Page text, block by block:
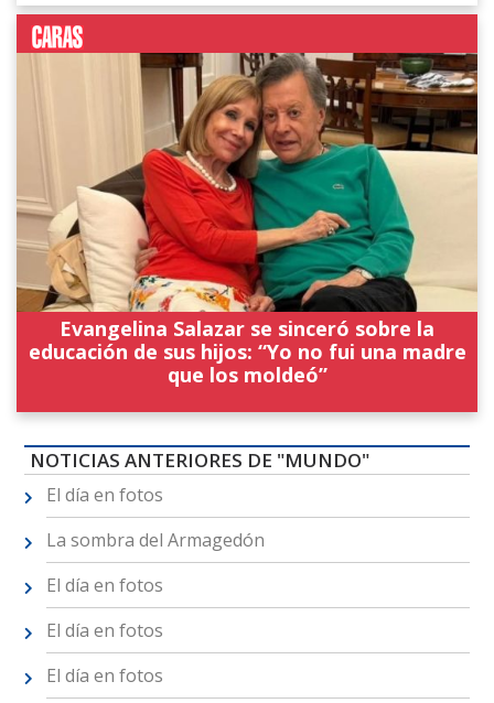
Evangelina Salazar se sinceró sobre la
educación de sus hijos: “Yo no fui una madre
que los moldeó”
NOTICIAS ANTERIORES DE "MUNDO"
El día en fotos
La sombra del Armagedón
El día en fotos
El día en fotos
El día en fotos